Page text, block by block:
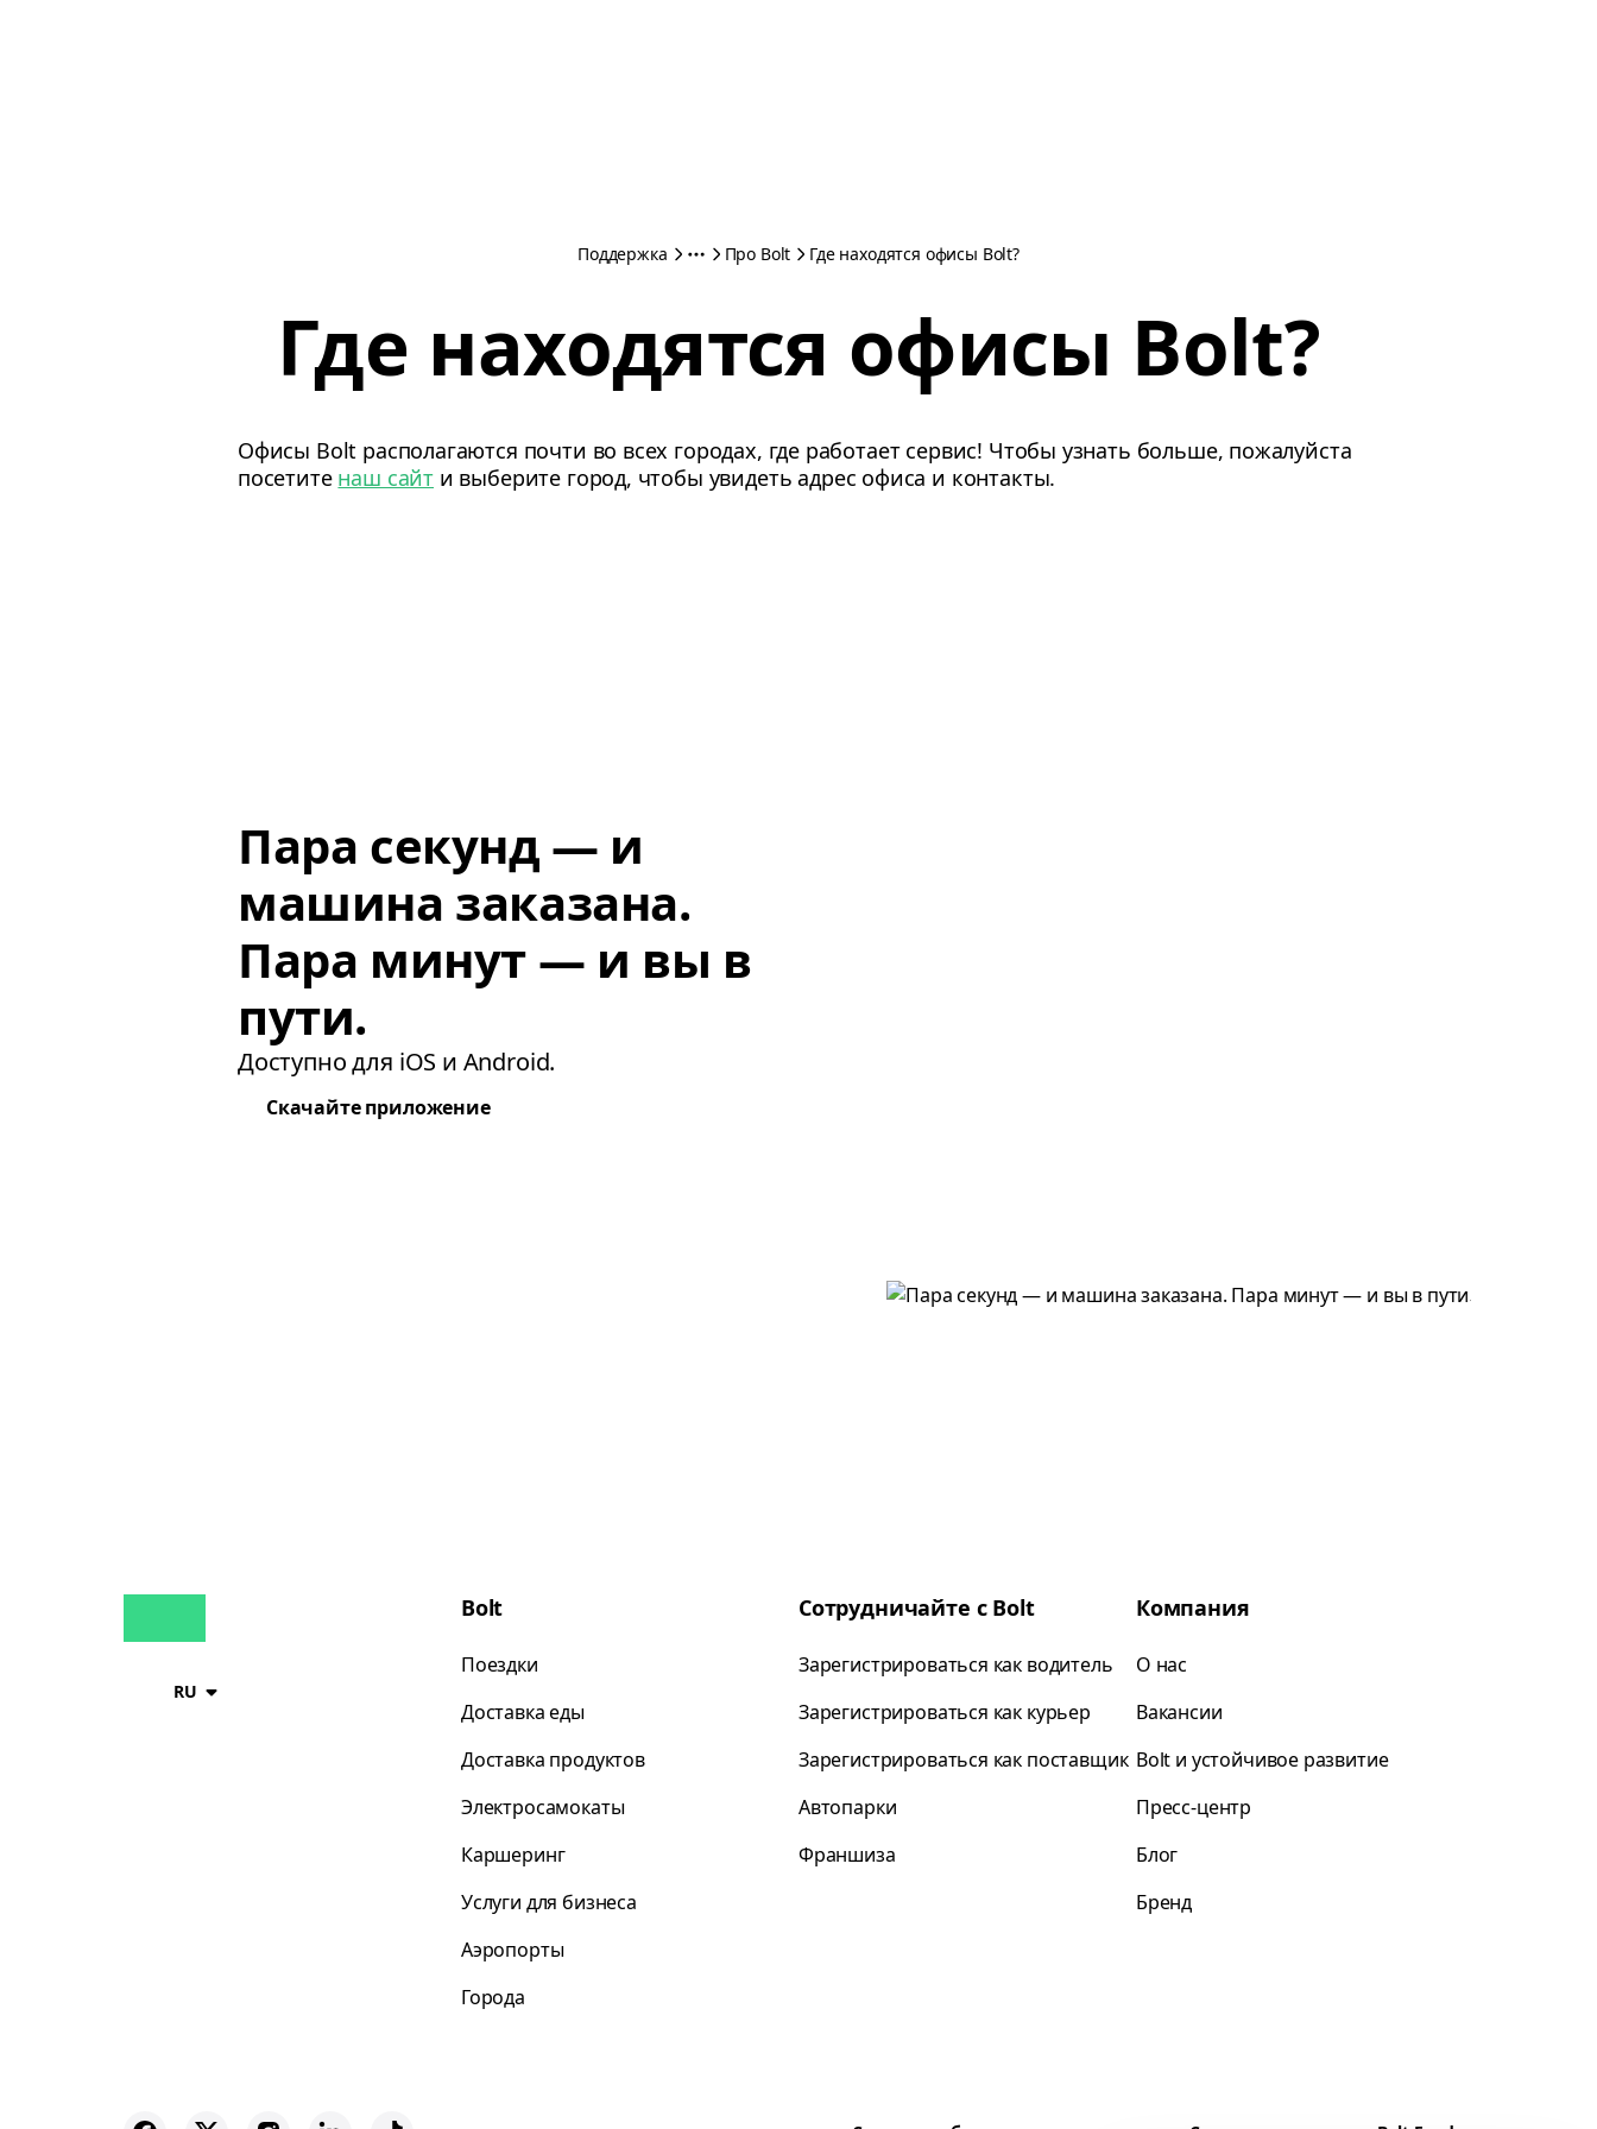
Поддержка Про Bolt Где находятся офисы Bolt?
Где находятся офисы Bolt?
Офисы Bolt располагаются почти во всех городах, где работает сервис! Чтобы узнать больше, пожалуйста
посетите наш сайт и выберите город, чтобы увидеть адрес офиса и контакты.
Пара секунд — и
машина заказана.
Пара минут — и вы в
пути.
Доступно для iOS и Android.
Скачайте приложение
RU
Bolt
Поездки
Доставка еды
Доставка продуктов
Электросамокаты
Каршеринг
Услуги для бизнеса
Аэропорты
Города
Сотрудничайте с Bolt
Зарегистрироваться как водитель
Зарегистрироваться как курьер
Зарегистрироваться как поставщик
Автопарки
Франшиза
Компания
О нас
Вакансии
Bolt и устойчивое развитие
Пресс-центр
Блог
Бренд